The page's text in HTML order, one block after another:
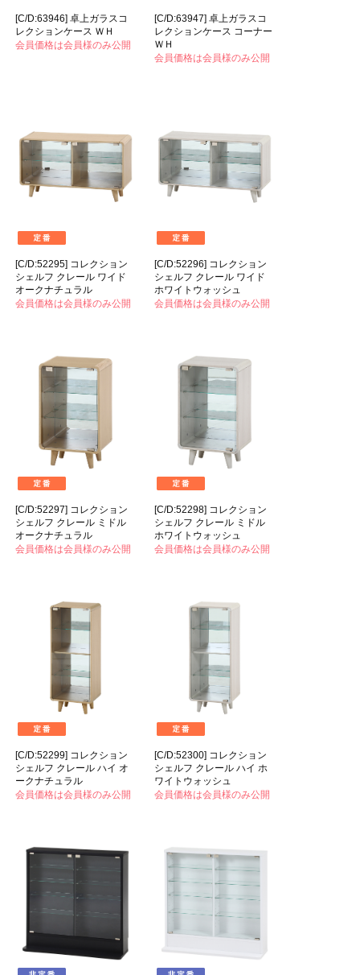
[C/D:63946] 卓上ガラスコ
レクションケース ＷＨ
会員価格は会員様のみ公開
[C/D:63947] 卓上ガラスコ
レクションケース コーナー
ＷＨ
会員価格は会員様のみ公開
[C/D:52295] コレクション
シェルフ クレール ワイド
オークナチュラル
会員価格は会員様のみ公開
[C/D:52296] コレクション
シェルフ クレール ワイド
ホワイトウォッシュ
会員価格は会員様のみ公開
[C/D:52297] コレクション
シェルフ クレール ミドル
オークナチュラル
会員価格は会員様のみ公開
[C/D:52298] コレクション
シェルフ クレール ミドル
ホワイトウォッシュ
会員価格は会員様のみ公開
[C/D:52299] コレクション
シェルフ クレール ハイ オ
ークナチュラル
会員価格は会員様のみ公開
[C/D:52300] コレクション
シェルフ クレール ハイ ホ
ワイトウォッシュ
会員価格は会員様のみ公開